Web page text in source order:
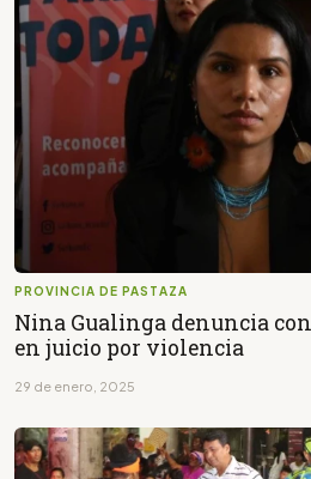
PROVINCIA DE PASTAZA
Nina Gualinga denuncia
en juicio por violencia
29 de enero, 2025